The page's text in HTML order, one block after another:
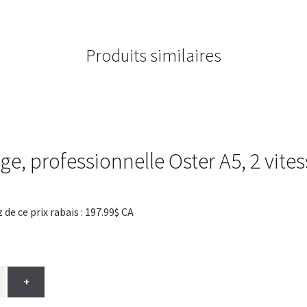
Produits similaires
professionnelle Oster A5, 2
ce prix rabais : 197.99$ CA
+